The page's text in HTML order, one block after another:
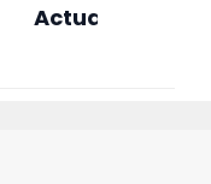
Actualités du